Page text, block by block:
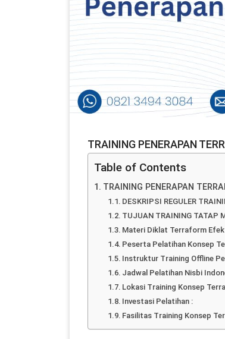
TRAINING PENERAPAN
Table of Contents
TRAINING PENERAPAN
DESKRIPSI REGULER
TUJUAN TRAINING TATAP
Materi Diklat Terraform
Peserta Pelatihan Konsep
Instruktur Training Offline
Jadwal Pelatihan Nisbi
Lokasi Training Konsep
Investasi Pelatihan :
Fasilitas Training Konsep